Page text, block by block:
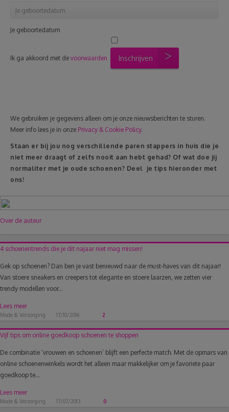
Je geboortedatum
Ik ga akkoord met de voorwaarden Inschrijven
We gebruiken je gegevens alleen om je onze nieuwsberichten te sturen.
Meer info lees je in onze Privacy & Cookie Policy.
Staan er bij jou nog verschillende paren stappers in huis die je
niet meer draagt of zelfs nooit aan hebt gehad? Of wat doe jij
normaliter met je oude schoenen? Deel je tips hieronder met
ons!
Over de auteur
4 schoenentrends die je dit najaar niet mag missen!
Gek op schoenen? Dan ben je vast benieuwd naar de must-haves van dit najaar!
Van stoere sneakers en creepers tot elegante en stoere laarzen, we zetten vier
trendy modellen voor...
Lees meer
Mode & Verzorging 17/10/2016 2
Vijf tips om online goedkoop schoenen te shoppen
De combinatie ‘vrouwen en schoenen’ blijft een perfecte match. Met de opmars van
online schoenenwinkels wordt het alleen maar makkelijker om je favoriete paar
goedkoop te...
Lees meer
Mode & Verzorging 17/07/2013 0